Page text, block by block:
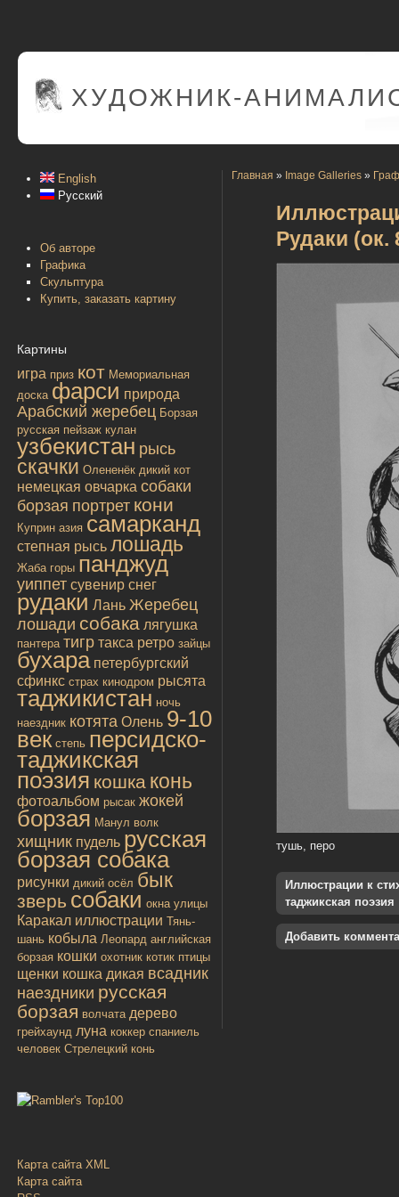
ХУДОЖНИК-
English
Русский
Об авторе
Графика
Скульптура
Купить, заказать картину
Картины
игра приз кот Мемориальная
доска фарси природа
Арабский жеребец Борзая
русская пейзаж кулан
узбекистан рысь
скачки Олененёк дикий кот
немецкая овчарка собаки
борзая портрет кони
Куприн азия самарканд
степная рысь лошадь
Жаба горы панджуд
уиппет сувенир снег
рудаки Лань Жеребец
лошади собака лягушка
пантера тигр такса ретро зайцы
бухара петербургский
сфинкс страх кинодром рысята
таджикистан ночь
наездник котята Олень 9-10
век степь персидско-
таджикская
поэзия кошка конь
фотоальбом рысак жокей
борзая Манул волк
хищник пудель русская
борзая собака
рисунки дикий осёл бык
зверь собаки окна улицы
Каракал иллюстрации Тянь-
шань кобыла Леопард английская
борзая кошки охотник котик птицы
щенки кошка дикая всадник
наездники русская
борзая волчата дерево
грейхаунд луна коккер спаниель
человек Стрелецкий конь
Карта сайта XML
Карта сайта
Главная » Image Galleries »
Рудаки (ок.
тушь, перо
Иллюстрации к
таджикская поэзия
Добавить